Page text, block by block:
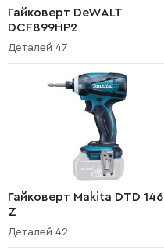
Гайковерт DeWALT
DCF899HP2
Деталей 47
Гайковерт Makita DTD 146
Z
Деталей 42